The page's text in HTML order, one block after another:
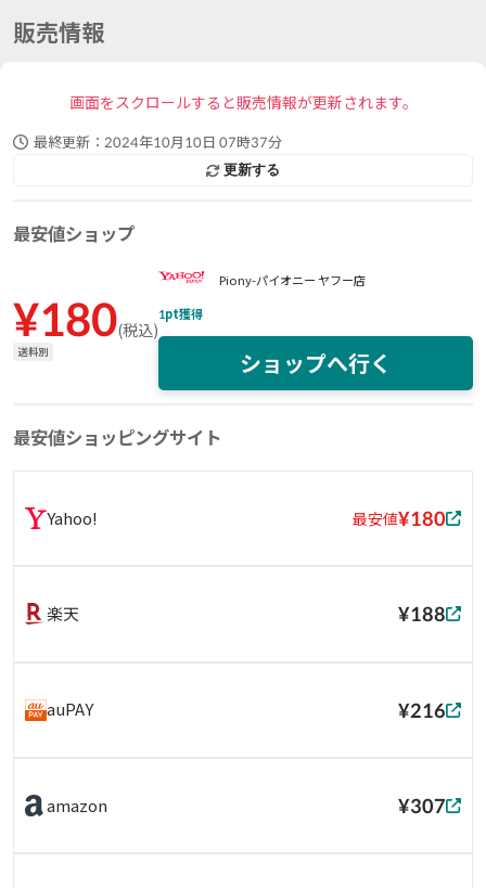
販売情報
画面をスクロールすると販売情報が更新されます。
最終更新： 2024年10月10日 07時37分
更新する
最安値ショップ
¥180(税込)
送料別
Piony-パイオニー ヤフー店
1pt獲得
ショップへ行く
最安値ショッピングサイト
Yahoo! 最安値¥180
楽天 ¥188
auPAY ¥216
amazon ¥307